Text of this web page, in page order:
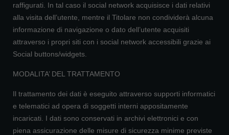
raffigurati. In tal caso il social network acquisisce i dati relativi
alla visita dell’utente, mentre il Titolare non condividerà alcuna
informazione di navigazione o dato dell’utente acquisiti
attraverso i propri siti con i social network accessibili grazie ai
Social buttons/widgets.
MODALITA’ DEL TRATTAMENTO
Il trattamento dei dati è eseguito attraverso supporti informatici
e telematici ad opera di soggetti interni appositamente
incaricati. I dati sono conservati in archivi elettronici e con
piena assicurazione delle misure di sicurezza minime previste